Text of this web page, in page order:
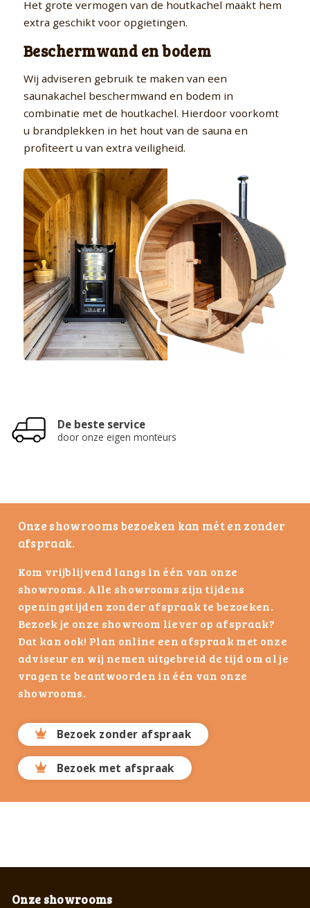
Het grote vermogen van de houtkachel maakt hem
extra geschikt voor opgietingen.
Beschermwand en bodem
Wij adviseren gebruik te maken van een
saunakachel beschermwand en bodem in
combinatie met de houtkachel. Hierdoor voorkomt
u brandplekken in het hout van de sauna en
profiteert u van extra veiligheid.
Meer dan 18.000
tevreden klanten
Onze showrooms bezoeken kan mét en zonder
afspraak.
Kom vrijblijvend langs in één van onze
showrooms. Alle showrooms zijn tijdens
openingstijden zonder afspraak te bezoeken.
Bezoek je onze showroom liever op afspraak?
Dat kan ook! Plan online een afspraak met onze
adviseur en wij nemen uitgebreid de tijd om al je
vragen te beantwoorden in één van onze
showrooms.
Bezoek zonder afspraak
Bezoek met afspraak
Onze showrooms